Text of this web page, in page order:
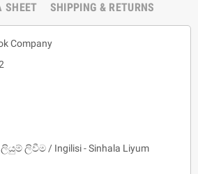
SHEET SHIPPING & RETURNS
Company
ලිවීම / Ingilisi - Sinhala Liyum